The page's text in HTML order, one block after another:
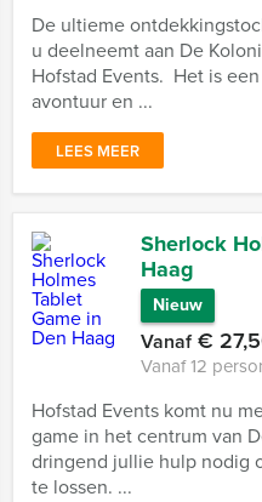
De ultieme
u deelneemt aan De
Hofstad Events. Het is
avontuur en ...
LEES MEER
Sherlock
Haag
Nieuw
Vanaf€
Vanaf 12
Hofstad Events komt nu
game in het centrum van
dringend jullie hulp nodig
te lossen. ...